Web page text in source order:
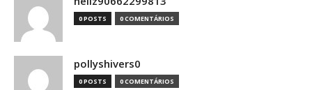
0 POSTS 0 COMENTÁRIOS
pollyshivers0
0 POSTS 0 COMENTÁRIOS